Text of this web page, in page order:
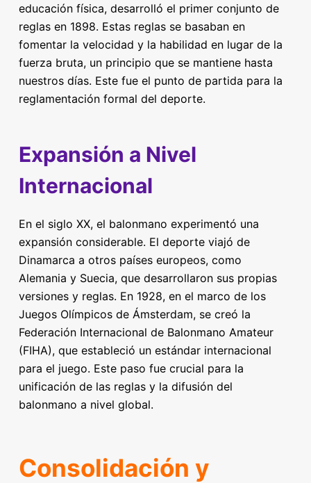
educación física, desarrolló el primer conjunto de
reglas en 1898. Estas reglas se basaban en
fomentar la velocidad y la habilidad en lugar de la
fuerza bruta, un principio que se mantiene hasta
nuestros días. Este fue el punto de partida para la
reglamentación formal del deporte.
Expansión a Nivel
Internacional
En el siglo XX, el balonmano experimentó una
expansión considerable. El deporte viajó de
Dinamarca a otros países europeos, como
Alemania y Suecia, que desarrollaron sus propias
versiones y reglas. En 1928, en el marco de los
Juegos Olímpicos de Ámsterdam, se creó la
Federación Internacional de Balonmano Amateur
(FIHA), que estableció un estándar internacional
para el juego. Este paso fue crucial para la
unificación de las reglas y la difusión del
balonmano a nivel global.
Consolidación y